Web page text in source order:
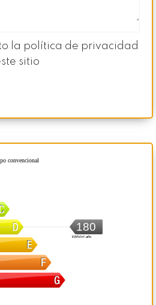
la política de privacidad
sitio
convencional
180
kWh/m².año